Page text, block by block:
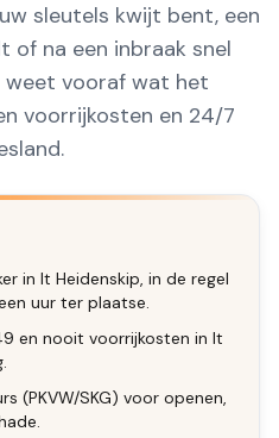
sleutels kwijt bent, een
of na een inbraak snel
weet vooraf wat het
voorrijkosten en 24/7
in It Heidenskip, in de regel
uur ter plaatse.
en nooit voorrijkosten in It
(PKVW/SKG) voor openen,